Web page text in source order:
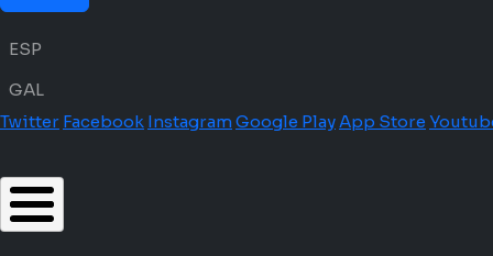
Menú idioma
ESP
GAL
Twitter Facebook InstagramGoogle PlayApp Store